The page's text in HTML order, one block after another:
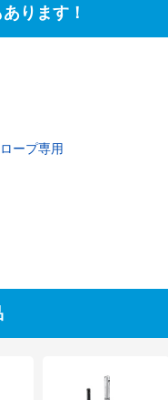
ります！
ープ専用